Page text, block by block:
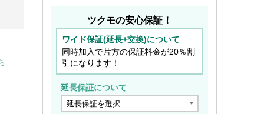
ツクモの安心保証！
ワイド保証(延長+交換)について
同時加入で片方の保証料金が20％割
引になります！
延長保証について